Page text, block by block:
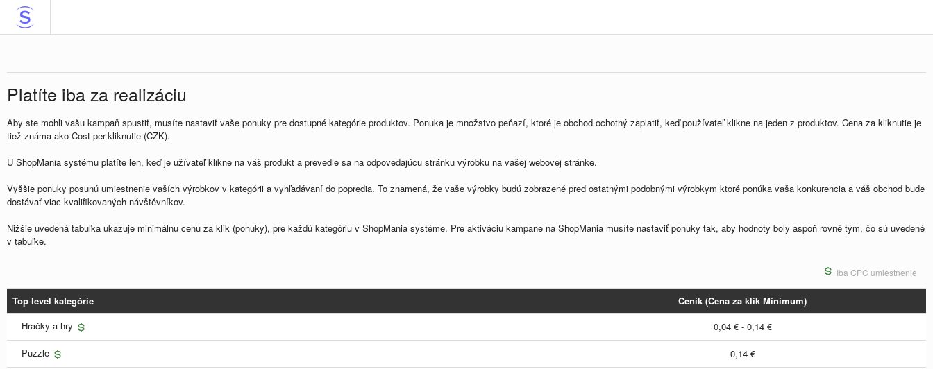
Platíte iba za realizáciu
Aby ste mohli vašu kampaň spustiť, musíte nastaviť vaše ponuky pre dostupné kategórie produktov. Ponuka je množstvo peňazí, ktoré je obchod ochotný zaplatiť, keď používateľ klikne na jeden z produktov. Cena za kliknutie je
tiež známa ako Cost-per-kliknutie (CZK).
U ShopMania systému platíte len, keď je užívateľ klikne na váš produkt a prevedie sa na odpovedajúcu stránku výrobku na vašej webovej stránke.
Vyššie ponuky posunú umiestnenie vaších výrobkov v kategórii a vyhľadávaní do popredia. To znamená, že vaše výrobky budú zobrazené pred ostatnými podobnými výrobkym ktoré ponúka vaša konkurencia a váš obchod bude
dostávať viac kvalifikovaných návštěvníkov.
Nižšie uvedená tabuľka ukazuje minimálnu cenu za klik (ponuky), pre každú kategóriu v ShopMania systéme. Pre aktiváciu kampane na ShopMania musíte nastaviť ponuky tak, aby hodnoty boly aspoň rovné tým, čo sú uvedené
v tabuľke.
Iba CPC umiestnenie
Top level kategórie
Ceník (Cena za klik Minimum)
Hračky a hry
0,04 € - 0,14 €
Puzzle
0,14 €